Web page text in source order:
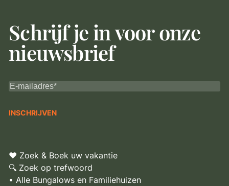
Schrijf je in voor onze
nieuwsbrief
♥ Zoek & Boek uw vakantie
🔍 Zoek op trefwoord
• Alle Bungalows en Familiehuizen